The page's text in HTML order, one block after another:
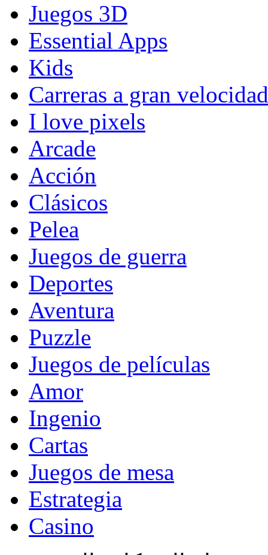
Juegos 3D
Essential Apps
Kids
Carreras a gran velocidad
I love pixels
Arcade
Acción
Clásicos
Pelea
Juegos de guerra
Deportes
Aventura
Puzzle
Juegos de películas
Amor
Ingenio
Cartas
Juegos de mesa
Estrategia
Casino